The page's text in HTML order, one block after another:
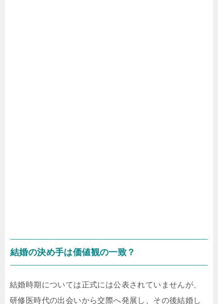
結婚の決め手は価値観の一致？
結婚時期については正式には公表されていませんが、
研修医時代の出会いから交際へ発展し、その後結婚し